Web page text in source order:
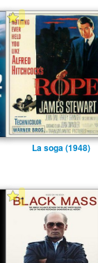
-
La soga (1948)
-